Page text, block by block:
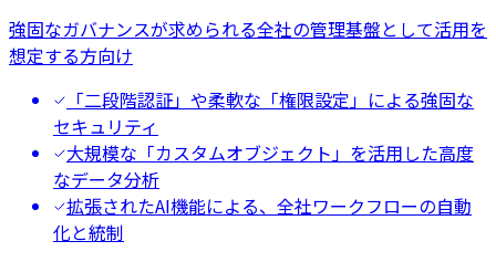
強固なガバナンスが求められる全社の管理基盤として活用を
想定する方向け
「二段階認証」や柔軟な「権限設定」による強固な
セキュリティ
大規模な「カスタムオブジェクト」を活用した高度
なデータ分析
拡張されたAI機能による、全社ワークフローの自動
化と統制